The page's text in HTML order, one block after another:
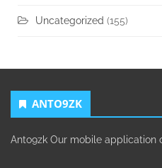
Uncategorized (155)
ANTO9ZK
Anto9zk Our mobile application